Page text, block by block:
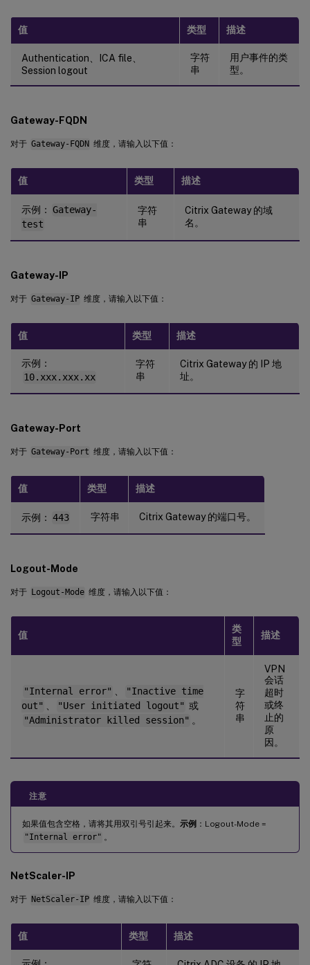
值 类型 描述
Authentication、ICA file、
Session logout
字符
串
用户事件的类
型。
Gateway-FQDN
对于 Gateway-FQDN 维度，请输入以下值：
值 类型 描述
示例： Gateway-
test
字符
串
Citrix Gateway 的域
名。
Gateway-IP
对于 Gateway-IP 维度，请输入以下值：
值 类型 描述
示例：
10.xxx.xxx.xx
字符
串
Citrix Gateway 的 IP 地
址。
Gateway-Port
对于 Gateway-Port 维度，请输入以下值：
值 类型 描述
示例： 443 字符串 Citrix Gateway 的端口号。
Logout-Mode
对于 Logout-Mode 维度，请输入以下值：
值
类
型
描述
"Internal error" 、
"Inactive time
out" 、 "User initiated logout" 或
"Administrator killed session" 。
字
符
串
VPN
会话
超时
或终
止的
原
因。
注意
如果值包含空格，请将其用双引号引起来。 示例 ：Logout-Mode =
"Internal error" 。
NetScaler-IP
对于 NetScaler-IP 维度，请输入以下值：
值 类型 描述